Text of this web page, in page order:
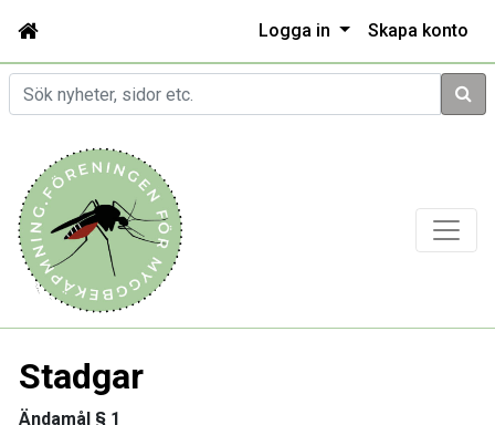
Logga in Skapa konto
Sök
Stadgar
Ändamål § 1